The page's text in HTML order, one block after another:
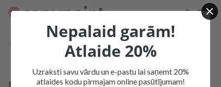
Produkcija
Jaunumi
Papīra karodziņu virtene Classic (1 metrs)
Nepalaid garām!
Atlaide 20%
Uzraksti savu vārdu un e-pastu lai saņemt 20%
atlaides kodu pirmajam online pasūtījumam!